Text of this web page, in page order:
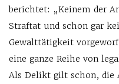
berichtet: „Keinem der
Straftat und schon gar
Gewalttätigkeit
eine ganze Reihe von
Als Delikt gilt schon, die